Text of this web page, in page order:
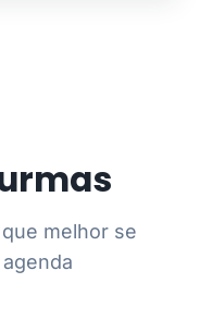
melhor se